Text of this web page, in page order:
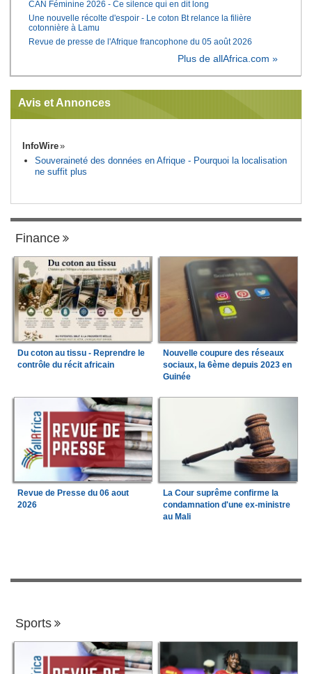
CAN Féminine 2026 - Ce silence qui en dit long
Une nouvelle récolte d'espoir - Le coton Bt relance la filière
cotonnière à Lamu
Revue de presse de l'Afrique francophone du 05 août 2026
Plus de allAfrica.com »
Avis et Annonces
InfoWire
Souveraineté des données en Afrique - Pourquoi la localisation
ne suffit plus
Finance
Du coton au tissu - Reprendre le
contrôle du récit africain
Nouvelle coupure des réseaux
sociaux, la 6ème depuis 2023 en
Guinée
Revue de Presse du 06 aout
2026
La Cour suprême confirme la
condamnation d'une ex-ministre
au Mali
Sports